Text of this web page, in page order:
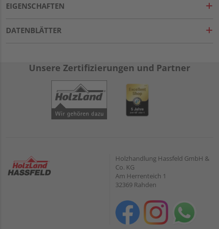
EIGENSCHAFTEN
DATENBLÄTTER
Unsere Zertifizierungen und Partner
Holzhandlung Hassfeld GmbH &
Co. KG
Am Herrenteich 1
32369 Rahden